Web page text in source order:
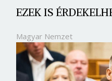
EZEK IS
Magyar Nemzet